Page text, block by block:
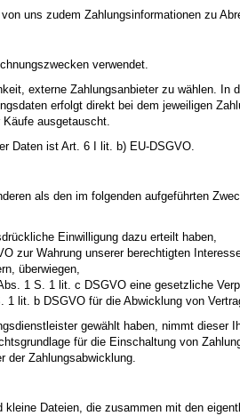
uns zudem Zahlungsinformationen zu
verwendet.
externe Zahlungsanbieter zu wählen.
erfolgt direkt bei dem jeweiligen
ausgetauscht.
Daten ist Art. 6 I lit. b) EU-DSGVO.
als den im folgenden aufgeführten
Einwilligung dazu erteilt haben,
zur Wahrung unserer berechtigten
überwiegen,
1 S. 1 lit. c DSGVO eine gesetzliche
lit. b DSGVO für die Abwicklung von
gewählt haben, nimmt
für die Einschaltung von
der Zahlungsabwicklung.
Dateien, die zusammen mit den